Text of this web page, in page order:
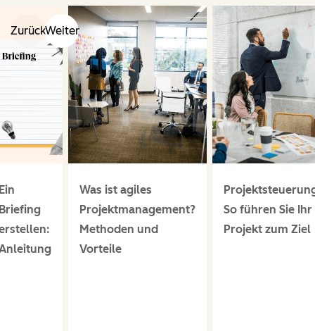
ZurückWeiter
Was ist agiles
Projektmanagement?
Methoden und
Vorteile
So führen Sie Ihr
Projekt zum Ziel